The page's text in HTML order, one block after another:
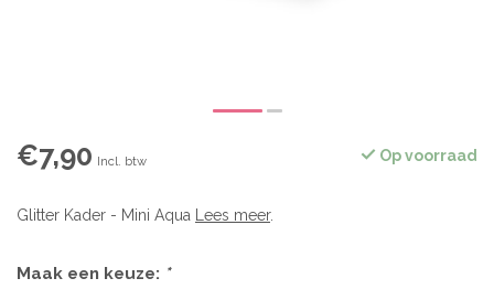
€7,90 Incl. btw Op voorraad
Glitter Kader - Mini Aqua Lees meer.
Maak een keuze: *